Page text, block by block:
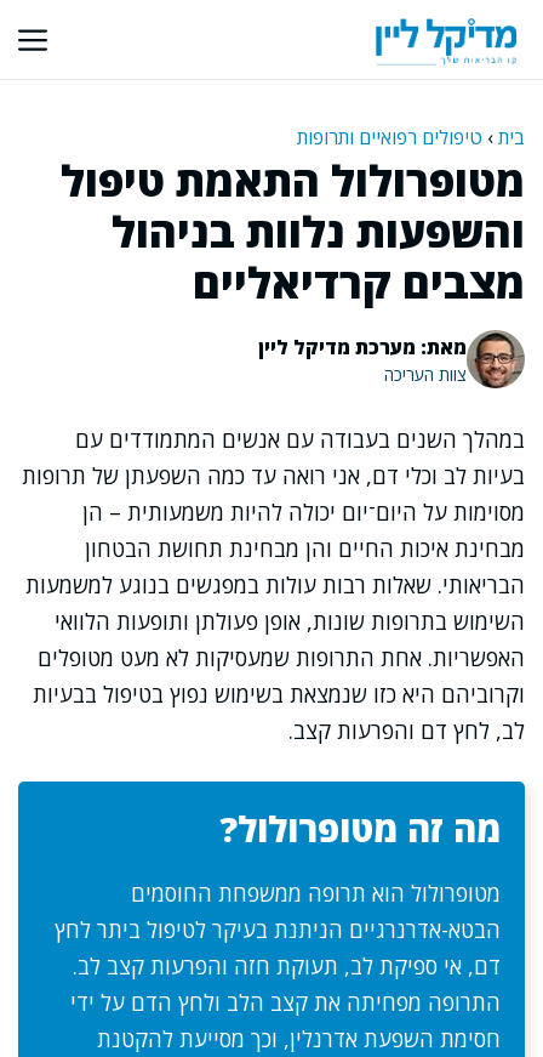
לתוכן
בית› טיפולים רפואיים ותרופות
מטופרולול התאמת טיפול
והשפעות נלוות בניהול
מצבים קרדיאליים
מאת: מערכת מדיקל ליין
צוות העריכה
במהלך השנים בעבודה עם אנשים המתמודדים עם
בעיות לב וכלי דם, אני רואה עד כמה השפעתן של תרופות
מסוימות על היום־יום יכולה להיות משמעותית – הן
מבחינת איכות החיים והן מבחינת תחושת הבטחון
הבריאותי. שאלות רבות עולות במפגשים בנוגע למשמעות
השימוש בתרופות שונות, אופן פעולתן ותופעות הלוואי
האפשריות. אחת התרופות שמעסיקות לא מעט מטופלים
וקרוביהם היא כזו שנמצאת בשימוש נפוץ בטיפול בבעיות
לב, לחץ דם והפרעות קצב.
מה זה מטופרולול?
מטופרולול הוא תרופה ממשפחת החוסמים
הבטא-אדרנרגיים הניתנת בעיקר לטיפול ביתר לחץ
דם, אי ספיקת לב, תעוקת חזה והפרעות קצב לב.
התרופה מפחיתה את קצב הלב ולחץ הדם על ידי
חסימת השפעת אדרנלין, וכך מסייעת להקטנת